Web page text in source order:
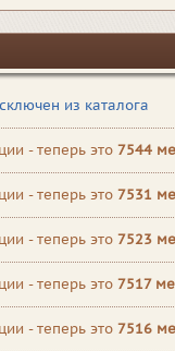
из каталога
- теперь это 7544
- теперь это 7531
- теперь это 7523
- теперь это 7517
- теперь это 7516